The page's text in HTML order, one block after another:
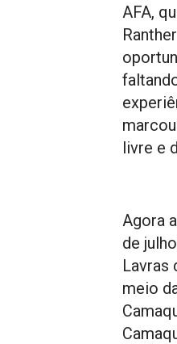
AFA,
livre e
Agora
de
Lavras
meio